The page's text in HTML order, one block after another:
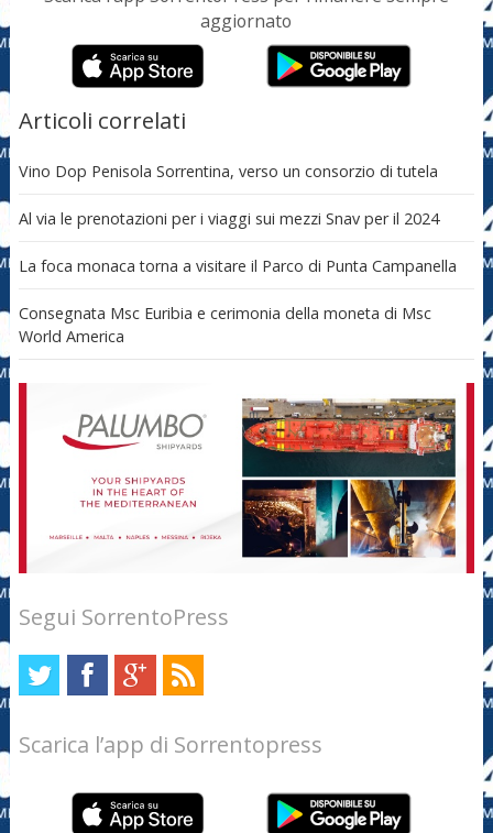
aggiornato
Articoli correlati
Vino Dop Penisola Sorrentina, verso un consorzio di tutela
Al via le prenotazioni per i viaggi sui mezzi Snav per il 2024
La foca monaca torna a visitare il Parco di Punta Campanella
Consegnata Msc Euribia e cerimonia della moneta di Msc
World America
Segui SorrentoPress
Scarica l’app di Sorrentopress